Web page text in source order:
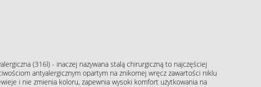
(316l) - inaczej nazywana stalą chirurgiczną to najczęściej
antyalergicznym opartym na znikomej wręcz zawartości niklu
i nie zmienia koloru, zapewnia wysoki komfort użytkowania na